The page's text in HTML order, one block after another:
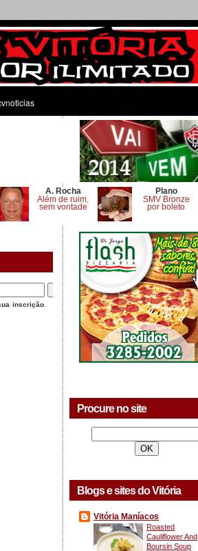
A. Rocha
Além de ruim,
sem vontade
Plano
SMV Bronze
por boleto
inscrição
Procure no site
Blogs e sites do Vitória
Vitória Maníacos
Roasted
Cauliflower And
Boursin Soup